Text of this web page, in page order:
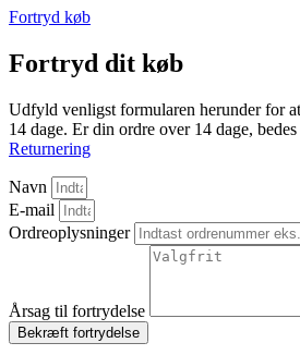
Fortryd køb
Fortryd dit køb
Udfyld venligst formularen herunder for
14 dage. Er din ordre over 14 dage,
Returnering
Navn
E-mail
Ordreoplysninger
Årsag til fortrydelse
Bekræft fortrydelse